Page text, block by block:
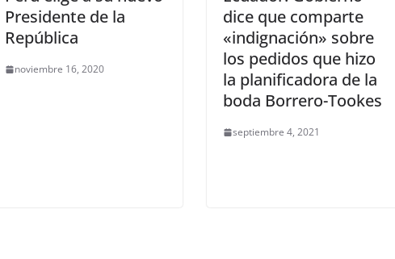
Presidente de la
República
noviembre 16, 2020
dice que comparte
«indignación» sobre
los pedidos que hizo
la planificadora de la
boda Borrero-Tookes
septiembre 4, 2021